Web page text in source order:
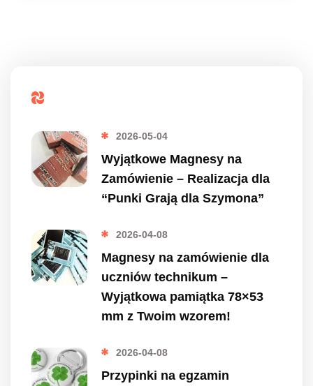
2026-05-04
Wyjątkowe Magnesy na
Zamówienie – Realizacja dla
“Punki Grają dla Szymona”
2026-04-08
Magnesy na zamówienie dla
uczniów technikum –
Wyjątkowa pamiątka 78×53
mm z Twoim wzorem!
2026-04-08
Przypinki na egzamin